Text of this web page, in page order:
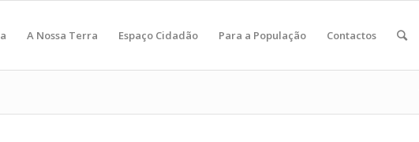
A Nossa Terra Espaço Cidadão Para a População Contactos